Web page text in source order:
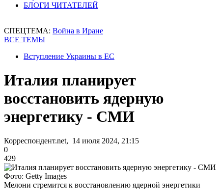
БЛОГИ ЧИТАТЕЛЕЙ
СПЕЦТЕМА: Война в Иране
ВСЕ ТЕМЫ
Вступление Украины в ЕС
Италия планирует
восстановить ядерную
энергетику - СМИ
Корреспондент.net, 14 июля 2024, 21:15
0
429
Фото: Getty Images
Мелони стремится к восстановлению ядерной энергетики